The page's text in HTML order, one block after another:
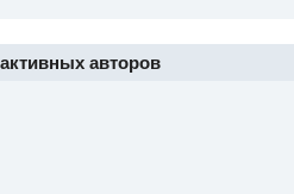
авторов